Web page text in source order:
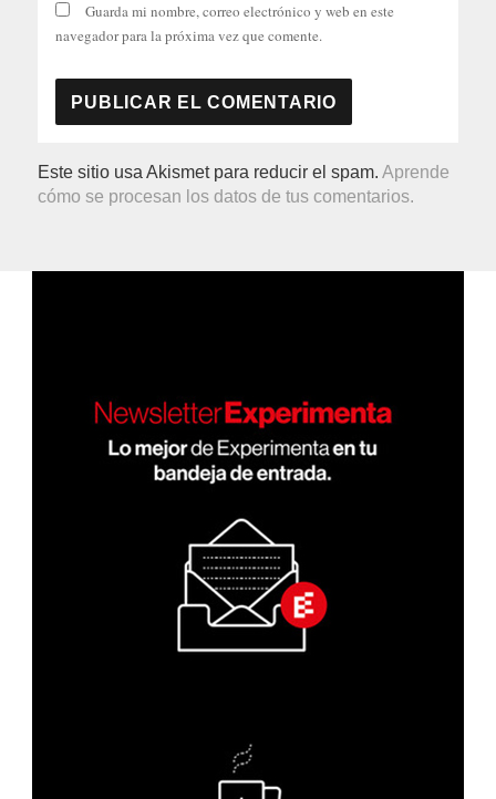
Guarda mi nombre, correo electrónico y web en este
navegador para la próxima vez que comente.
Este sitio usa Akismet para reducir el spam.Aprende
cómo se procesan los datos de tus comentarios.